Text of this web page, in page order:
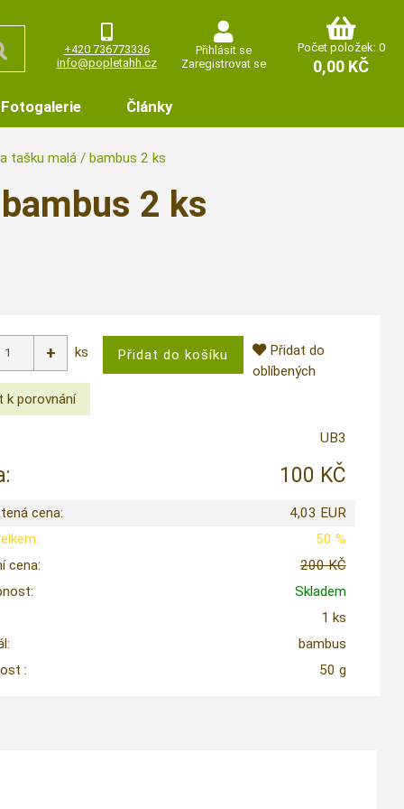
+420 736773336
info@popletahh.cz
Přihlásit se
Zaregistrovat se
Počet položek: 0
0,00 KČ
Fotogalerie Články
tašku malá / bambus 2 ks
2 ks
ks
Přidat do
oblíbených
UB3
100 KČ
cena:
4,03 EUR
50 %
cena:
200 KČ
Skladem
1 ks
bambus
:
50 g